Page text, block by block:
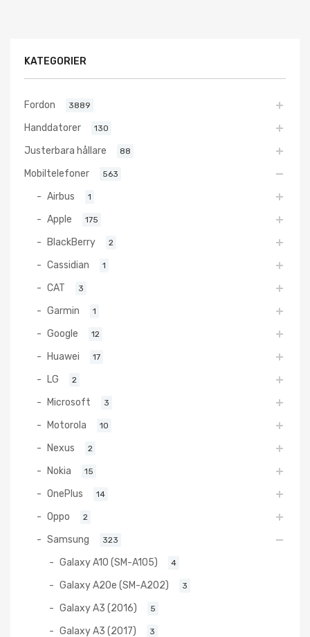
KATEGORIER
Fordon 3889
Handdatorer 130
Justerbara hållare 88
Mobiltelefoner 563
Airbus 1
Apple 175
BlackBerry 2
Cassidian 1
CAT 3
Garmin 1
Google 12
Huawei 17
LG 2
Microsoft 3
Motorola 10
Nexus 2
Nokia 15
OnePlus 14
Oppo 2
Samsung 323
Galaxy A10 (SM-A105) 4
Galaxy A20e (SM-A202) 3
Galaxy A3 (2016) 5
Galaxy A3 (2017) 3